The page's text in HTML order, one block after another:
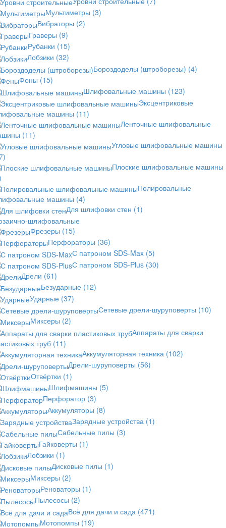
Мультиметры (3)
Вибраторы (2)
Граверы (9)
Рубанки (15)
Лобзики (32)
Бороздоделы (штроборезы) (4)
Фены (15)
Шлифовальные машины (123)
Эксцентриковые
машины (11)
Ленточные шлифовальные
(11)
Угловые шлифовальные машины
Плоские шлифовальные машины
Полировальные
машины (4)
Для шлифовки стен (1)
шлифовальные
Фрезеры (15)
Перфораторы (36)
С патроном SDS-Max (5)
С патроном SDS-Plus (30)
Дрели (61)
Безударные (12)
Ударные (37)
Сетевые дрели-шуруповерты (10)
Миксеры (2)
Аппараты для сварки
труб (11)
Аккумуляторная техника (102)
Дрели-шуруповерты (56)
Отвёртки (1)
Шлифмашины (5)
Перфоратор (3)
Аккумуляторы (8)
Зарядные устройства (1)
Сабельные пилы (3)
Гайковерты (1)
Лобзики (1)
Дисковые пилы (1)
Миксеры (2)
Реноваторы (1)
Пылесосы (2)
Всё для дачи и сада (471)
Мотопомпы (19)